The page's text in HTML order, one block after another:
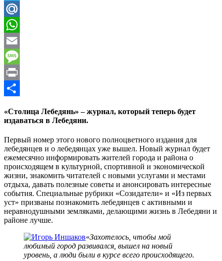
Telegram
Mail.Ru
WhatsApp
Email
Message
Print
«Столица Лебедянь» – журнал, который теперь будет
издаваться в Лебедяни.
Первый номер этого нового полноцветного издания для
лебедянцев и о лебедянцах уже вышел. Новый журнал будет
ежемесячно информировать жителей города и района о
происходящем в культурной, спортивной и экономической
жизни, знакомить читателей с новыми услугами и местами
отдыха, давать полезные советы и анонсировать интересные
события. Специальные рубрики «Созидатели» и «Из первых
уст» призваны познакомить лебедянцев с активными и
неравнодушными земляками, делающими жизнь в Лебедяни и
районе лучше.
«Захотелось, чтобы мой
любимый город развивался, вышел на новый
уровень, а люди были в курсе всего происходящего.